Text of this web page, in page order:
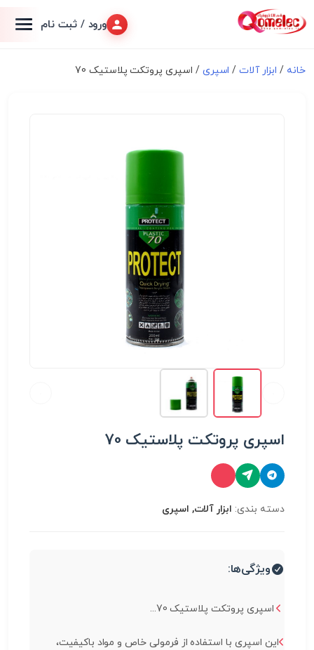
ورود / ثبت نام
خانه / ابزار آلات/ اسپری / اسپری پروتکت پلاستیک 70
اسپری پروتکت پلاستیک 70
دسته بندی: ابزار آلات, اسپری
ویژگی‌ها:
اسپری پروتکت پلاستیک 70...
این اسپری با استفاده از فرمولی خاص و مواد باکیفیت،